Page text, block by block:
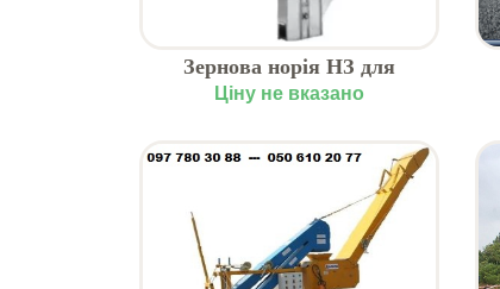
Зернова норія НЗ для
вертикального
Ціну не вказано